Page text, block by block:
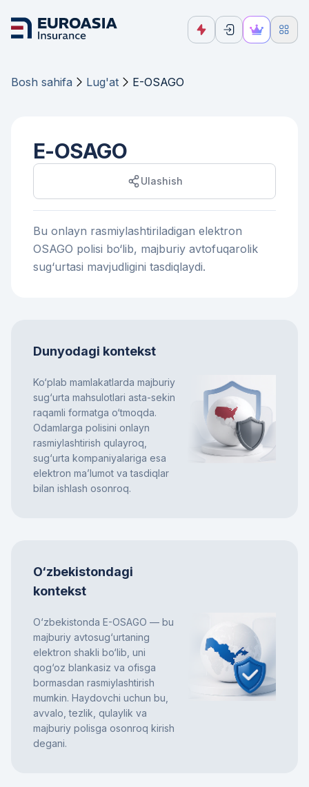
Bosh sahifa Lug'at E-OSAGO
E-OSAGO
Ulashish
Bu onlayn rasmiylashtiriladigan elektron
OSAGO polisi bo‘lib, majburiy avtofuqarolik
sug‘urtasi mavjudligini tasdiqlaydi.
Dunyodagi kontekst
Ko‘plab mamlakatlarda majburiy
sug‘urta mahsulotlari asta-sekin
raqamli formatga o‘tmoqda.
Odamlarga polisini onlayn
rasmiylashtirish qulayroq,
sug‘urta kompaniyalariga esa
elektron ma’lumot va tasdiqlar
bilan ishlash osonroq.
O‘zbekistondagi
kontekst
O‘zbekistonda E-OSAGO — bu
majburiy avtosug‘urtaning
elektron shakli bo‘lib, uni
qog‘oz blankasiz va ofisga
bormasdan rasmiylashtirish
mumkin. Haydovchi uchun bu,
avvalo, tezlik, qulaylik va
majburiy polisga osonroq kirish
degani.